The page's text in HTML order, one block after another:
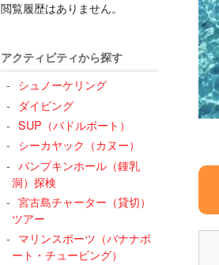
閲覧履歴はありません。
アクティビティから探す
シュノーケリング
ダイビング
SUP（パドルボート）
シーカヤック（カヌー）
パンプキンホール（鍾乳
洞）探検
宮古島チャーター（貸切）
ツアー
マリンスポーツ（バナナボ
ート・チュービング）